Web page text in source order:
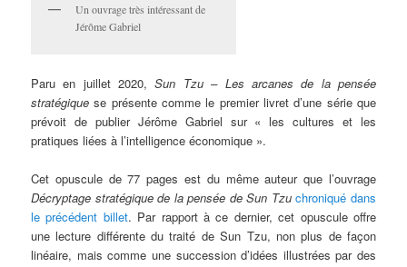
Un ouvrage très intéressant de
Jérôme Gabriel
Paru en juillet 2020,Sun Tzu – Les arcanes de la pensée
stratégique se présente comme le premier livret d’une série que
prévoit de publier Jérôme Gabriel sur « les cultures et les
pratiques liées à l’intelligence économique ».
Cet opuscule de 77 pages est du même auteur que l’ouvrage
Décryptage stratégique de la pensée de Sun Tzu chroniqué dans
le précédent billet. Par rapport à ce dernier, cet opuscule offre
une lecture différente du traité de Sun Tzu, non plus de façon
linéaire, mais comme une succession d’idées illustrées par des